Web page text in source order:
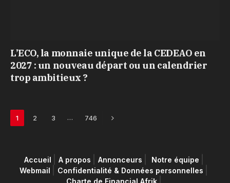
L’ECO, la monnaie unique de la CEDEAO en
2027 : un nouveau départ ou un calendrier
trop ambitieux ?
1 2 3 … 746 Next
Accueil A propos Annonceurs
Notre équipe
Webmail
Confidentialité & Données personnelles
Charte de Financial Afrik